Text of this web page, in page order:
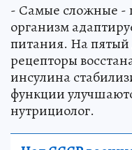
- Самые сложные -
организм
питания. На
рецепторы
инсулина
функции
нутрициолог.